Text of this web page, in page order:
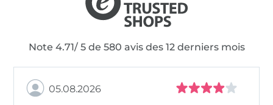
Note 4.71/ 5 de 580 avis des 12 derniers mois
05.08.2026